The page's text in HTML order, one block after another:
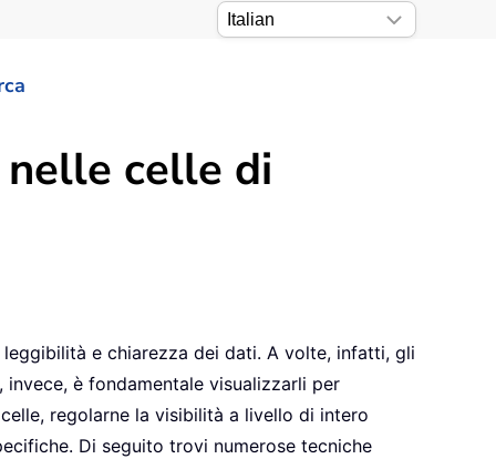
celle di
e chiarezza dei dati. A volte, infatti, gli
è fondamentale visualizzarli per
regolarne la visibilità a livello di intero
Di seguito trovi numerose tecniche